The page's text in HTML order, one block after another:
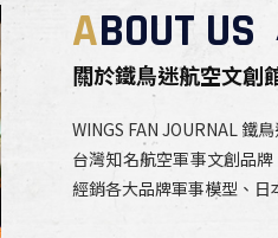
ABOUT US
關於鐵鳥迷航空文創
WINGS FAN JOURNAL 鐵
台灣知名航空軍事文創品
經銷各大品牌軍事模型、日